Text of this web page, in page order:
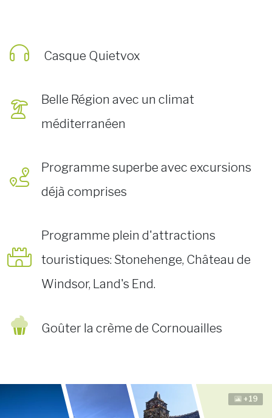
Casque Quietvox
Belle Région avec un climat
méditerranéen
Programme superbe avec excursions
déjà comprises
Programme plein d'attractions
touristiques: Stonehenge, Château de
Windsor, Land's End.
Goûter la crème de Cornouailles
+19